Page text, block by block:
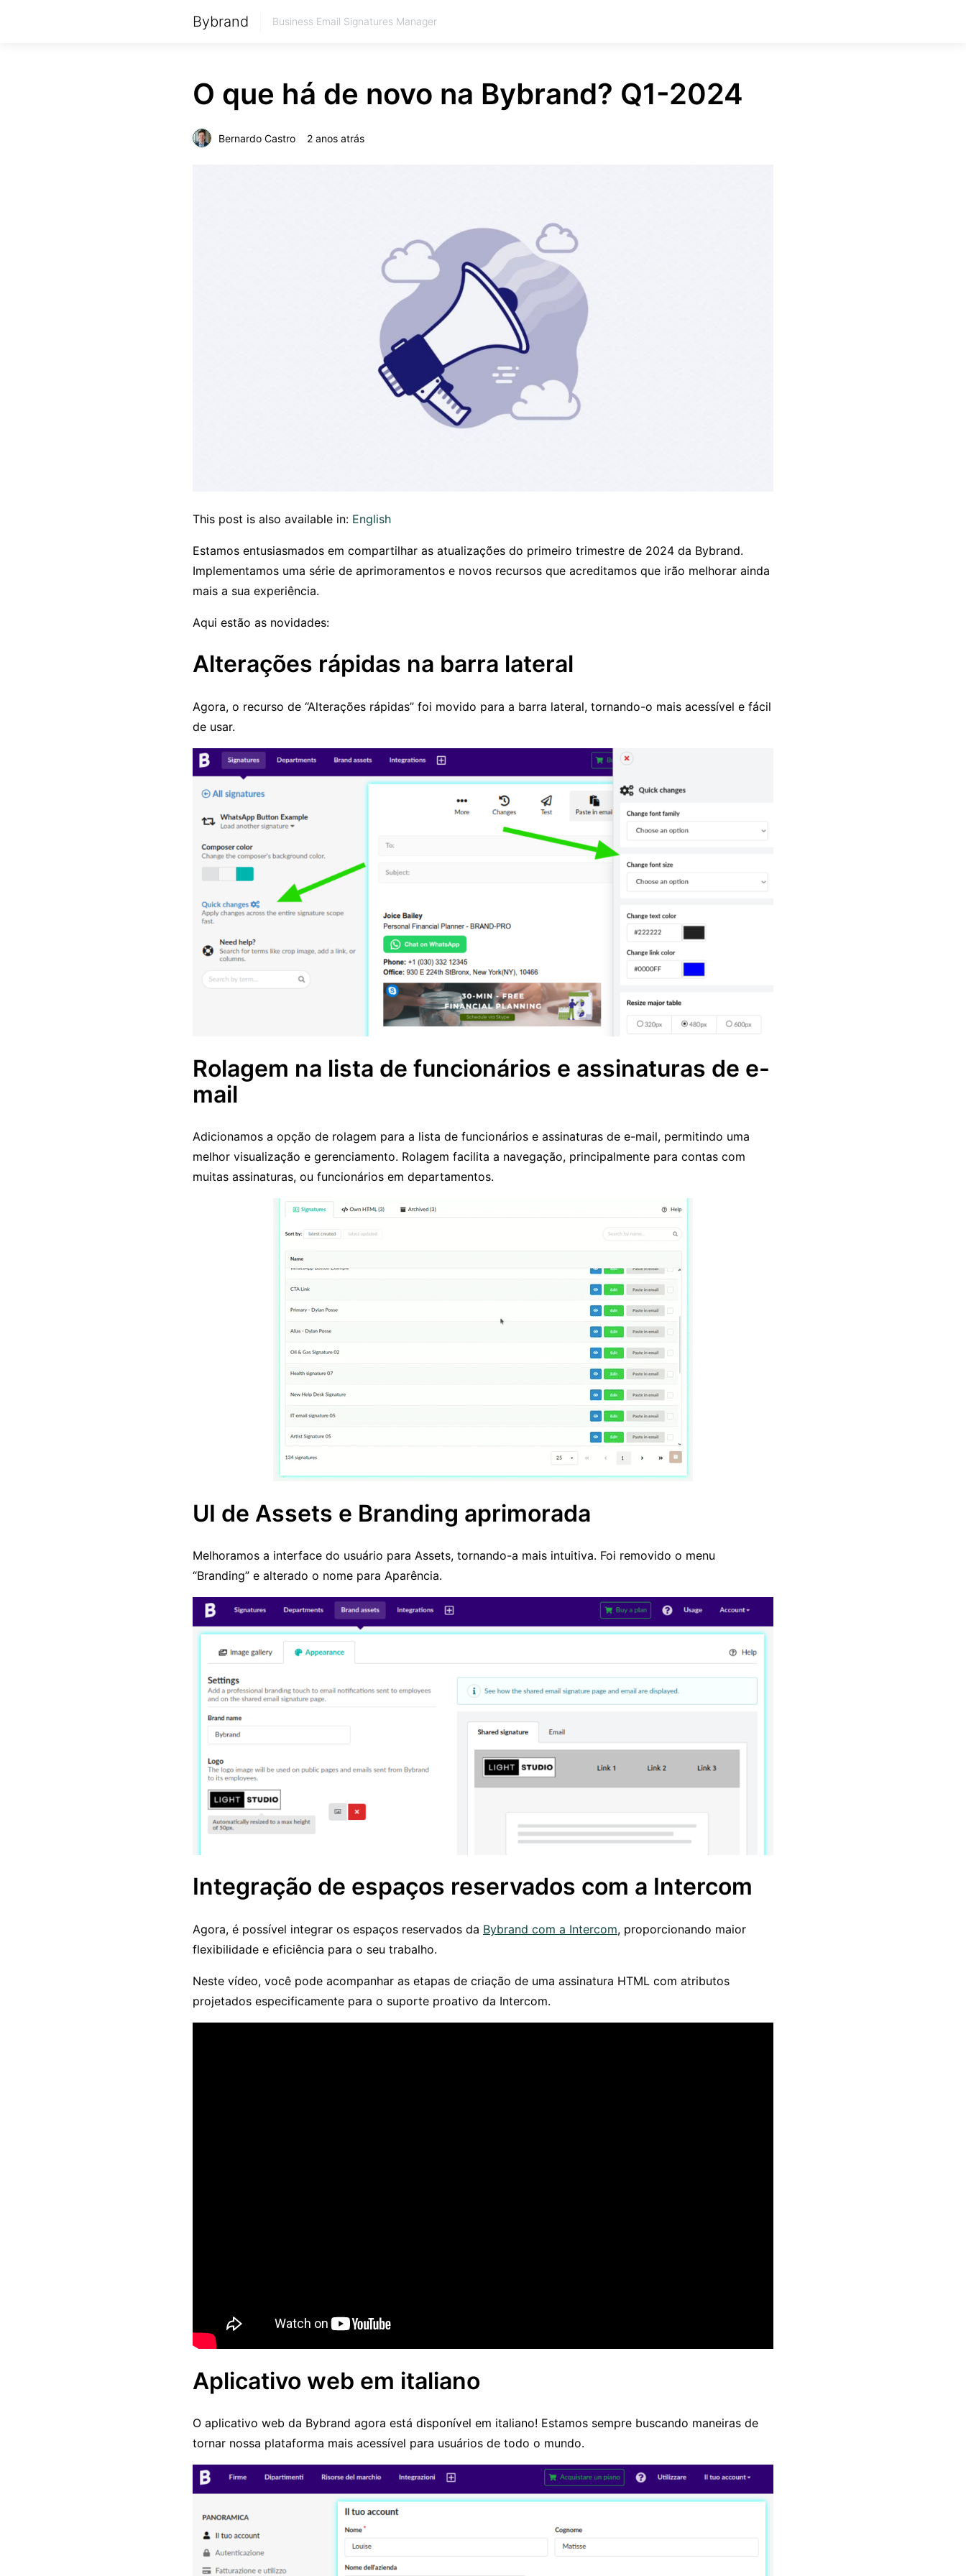
Bybrand Business Email Signatures Manager
O que há de novo na Bybrand? Q1-2024
Bernardo Castro 2 anos atrás
This post is also available in: English
Estamos entusiasmados em compartilhar as atualizações do primeiro trimestre de 2024 da Bybrand.
Implementamos uma série de aprimoramentos e novos recursos que acreditamos que irão melhorar ainda
mais a sua experiência.
Aqui estão as novidades:
Alterações rápidas na barra lateral
Agora, o recurso de “Alterações rápidas” foi movido para a barra lateral, tornando-o mais acessível e fácil
de usar.
Rolagem na lista de funcionários e assinaturas de e-
mail
Adicionamos a opção de rolagem para a lista de funcionários e assinaturas de e-mail, permitindo uma
melhor visualização e gerenciamento. Rolagem facilita a navegação, principalmente para contas com
muitas assinaturas, ou funcionários em departamentos.
UI de Assets e Branding aprimorada
Melhoramos a interface do usuário para Assets, tornando-a mais intuitiva. Foi removido o menu
“Branding” e alterado o nome para Aparência.
Integração de espaços reservados com a Intercom
Agora, é possível integrar os espaços reservados da Bybrand com a Intercom, proporcionando maior
flexibilidade e eficiência para o seu trabalho.
Neste vídeo, você pode acompanhar as etapas de criação de uma assinatura HTML com atributos
projetados especificamente para o suporte proativo da Intercom.
Aplicativo web em italiano
O aplicativo web da Bybrand agora está disponível em italiano! Estamos sempre buscando maneiras de
tornar nossa plataforma mais acessível para usuários de todo o mundo.